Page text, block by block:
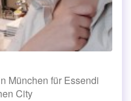
München für Essendi
City